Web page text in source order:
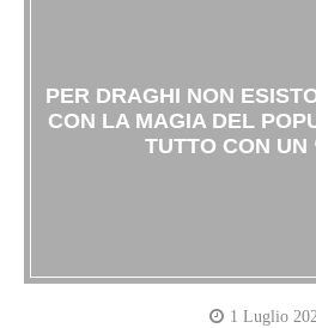
PER DRAGHI NON
CON LA MAGIA DEL
TUTTO CON UN
1 Luglio